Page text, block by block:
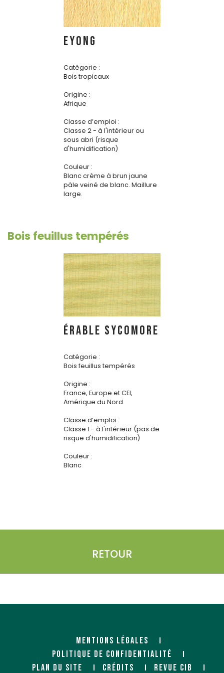
EYONG
Catégorie :
Bois tropicaux
Origine :
Afrique
Classe d’emploi :
Classe 2 - à l'intérieur ou
sous abri (risque
d'humidification)
Couleur :
Blanc crème à brun jaune
pâle veiné de blanc. Maillure
large.
Bois feuillus tempérés
ÉRABLE SYCOMORE
Catégorie :
Bois feuillus tempérés
Origine :
France, Europe et CEI,
Amérique du Nord
Classe d’emploi :
Classe 1 - à l'intérieur (pas de
risque d'humidification)
Couleur :
Blanc
RETOUR
MENTIONS LÉGALES
POLITIQUE DE CONFIDENTIALITÉ
PLAN DU SITE
CRÉDITS REVUE CIB